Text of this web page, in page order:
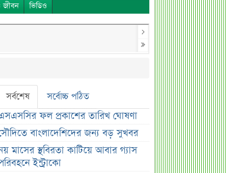
জীবন ভিডিও
সর্বশেষ সর্বোচ্চ পঠিত
ফল প্রকাশের তারিখ ঘোষণা
বাংলাদেশিদের জন্য বড় সুখবর
মাসের স্থবিরতা কাটিয়ে আবার গ্যাস
ইন্ট্রাকো